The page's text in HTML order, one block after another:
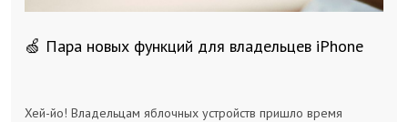
🍏 Пара новых функций для владельцев iPhone
Хей-йо! Владельцам яблочных устройств пришло время